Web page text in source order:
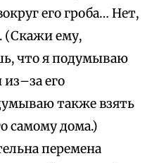
его гроба… Нет,
(Скажи ему,
что я подумываю
его
также взять
самому дома.)
перемена